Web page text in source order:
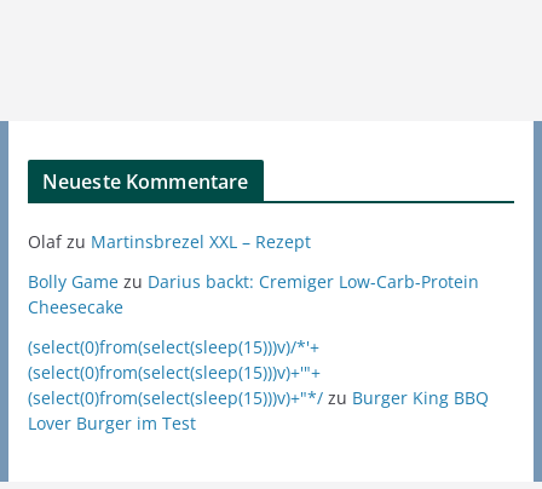
Neueste Kommentare
Olafzu Martinsbrezel XXL – Rezept
Bolly Gamezu Darius backt: Cremiger Low-Carb-Protein
Cheesecake
(select(0)from(select(sleep(15)))v)/*'+
(select(0)from(select(sleep(15)))v)+'"+
(select(0)from(select(sleep(15)))v)+"*/zu Burger King BBQ
Lover Burger im Test